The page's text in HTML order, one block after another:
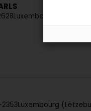
Luxembourg
2353Luxembourg